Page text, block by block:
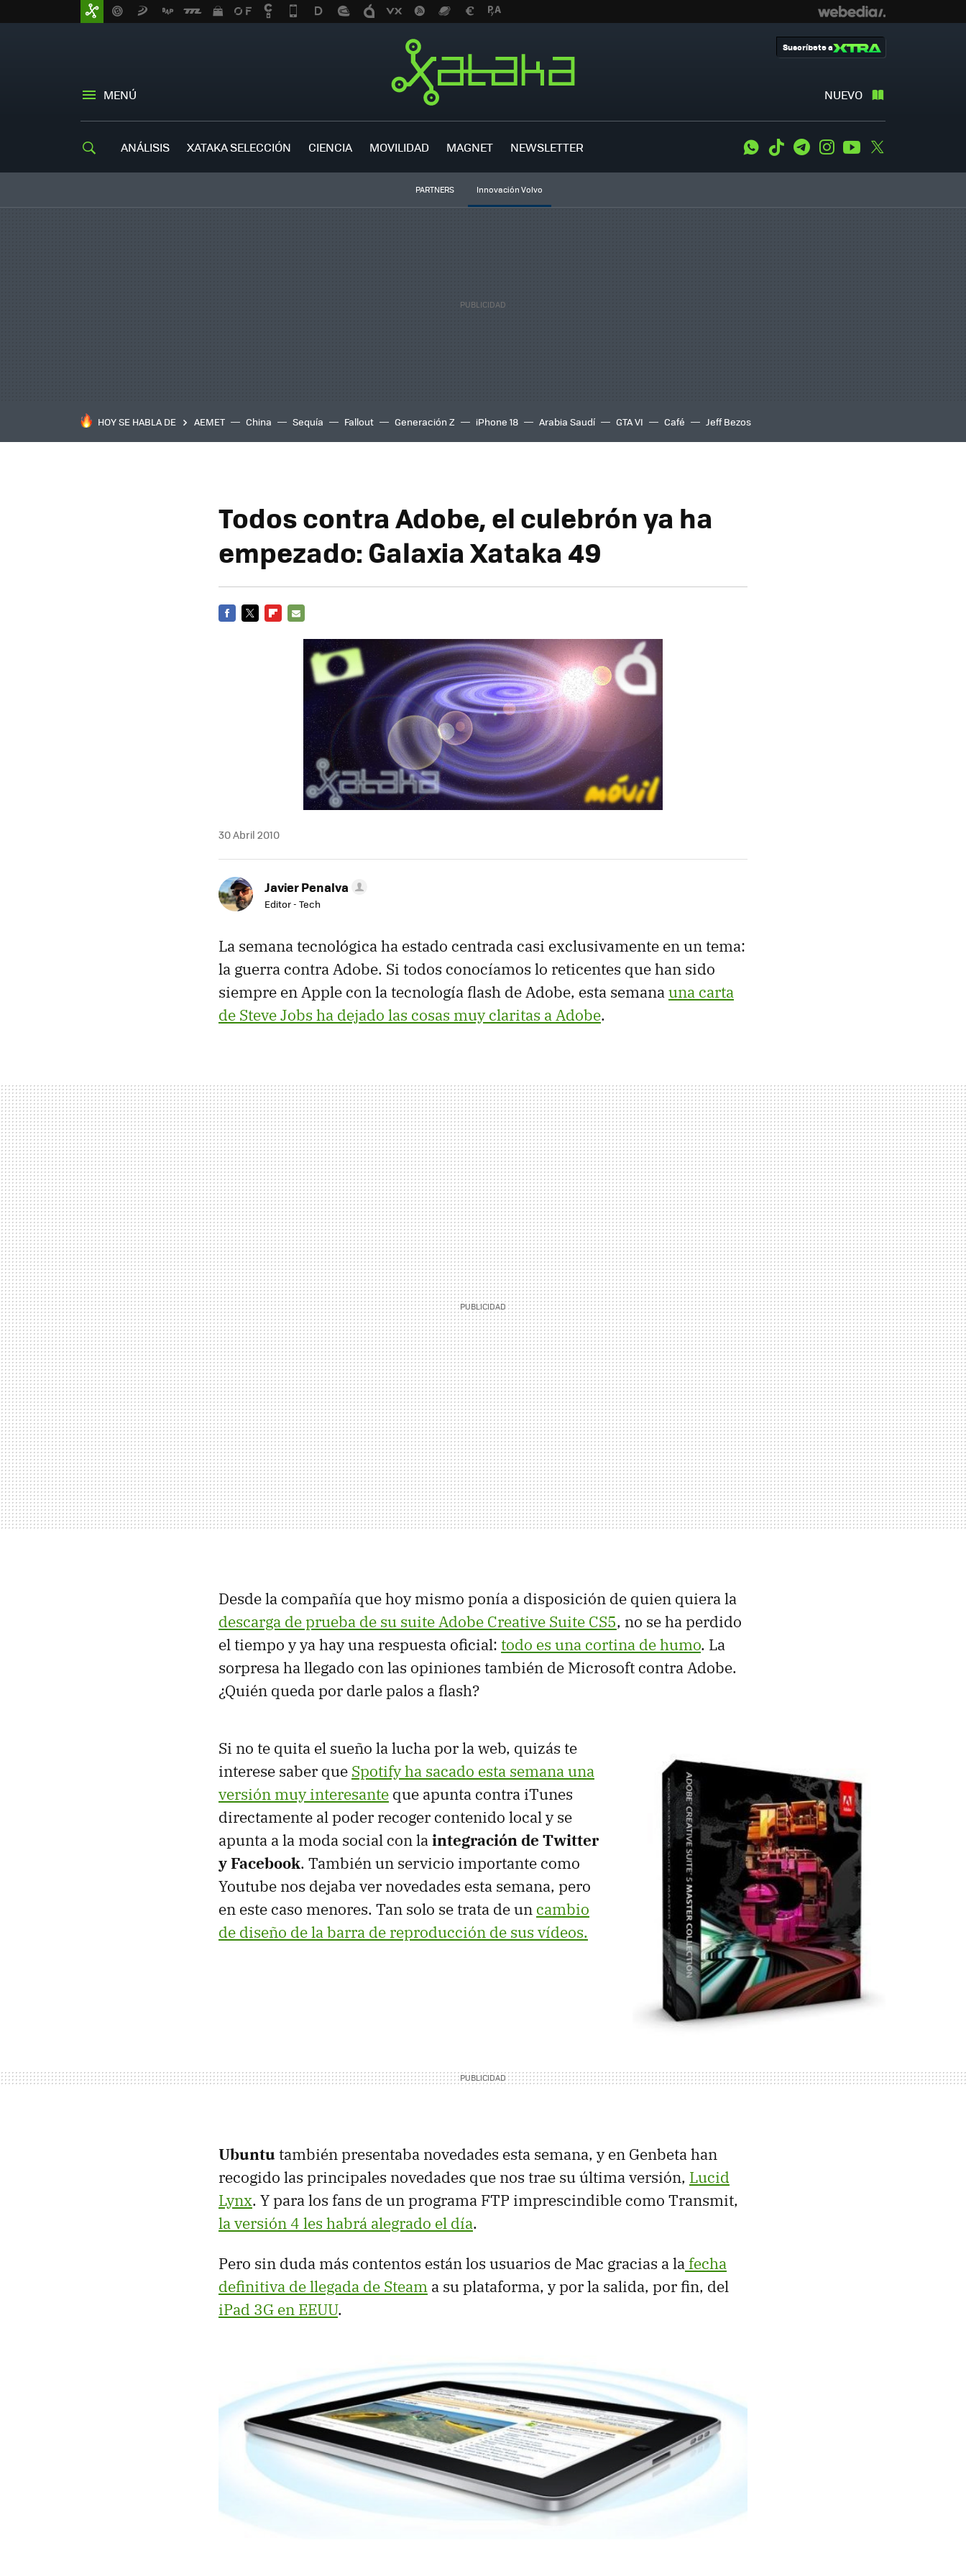
MENÚ NUEVO
Suscríbete a
ANÁLISIS XATAKA SELECCIÓN CIENCIA MOVILIDAD MAGNET NEWSLETTER WhatsApp
Tiktok TelegramInstagramYoutube
PARTNERS Innovación Volvo
HOY SE HABLA DE AEMET China Sequía Fallout Generación Z iPhone 18 Arabia Saudí GTA VI Café Jeff Bezos
Todos contra Adobe, el culebrón ya ha
empezado: Galaxia Xataka 49
30 Abril 2010
Javier Penalva
Editor - Tech
La semana tecnológica ha estado centrada casi exclusivamente en un tema:
la guerra contra Adobe. Si todos conocíamos lo reticentes que han sido
siempre en Apple con la tecnología flash de Adobe, esta semanauna carta
de Steve Jobs ha dejado las cosas muy claritas a Adobe.
Desde la compañía que hoy mismo ponía a disposición de quien quiera la
descarga de prueba de su suite Adobe Creative Suite CS5, no se ha perdido
el tiempo y ya hay una respuesta oficial: todo es una cortina de humo. La
sorpresa ha llegado con las opiniones también de Microsoft contra Adobe.
¿Quién queda por darle palos a flash?
Si no te quita el sueño la lucha por la web, quizás te
interese saber que Spotify ha sacado esta semana una
versión muy interesante que apunta contra iTunes
directamente al poder recoger contenido local y se
apunta a la moda social con laintegración de Twitter
y Facebook. También un servicio importante como
Youtube nos dejaba ver novedades esta semana, pero
en este caso menores. Tan solo se trata de un cambio
de diseño de la barra de reproducción de sus vídeos.
Ubuntu también presentaba novedades esta semana, y en Genbeta han
recogido las principales novedades que nos trae su última versión, Lucid
Lynx. Y para los fans de un programa FTP imprescindible como Transmit,
la versión 4 les habrá alegrado el día.
Pero sin duda más contentos están los usuarios de Mac gracias a la fecha
definitiva de llegada de Steam a su plataforma, y por la salida, por fin, del
iPad 3G en EEUU.